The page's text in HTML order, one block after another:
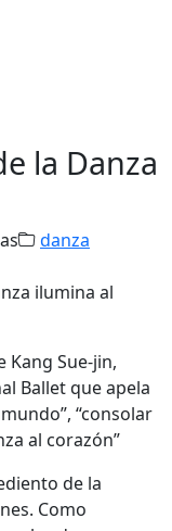
la Danza
danza
Kang Sue-jin,
Ballet que apela
“consolar
al corazón”
de la
Como